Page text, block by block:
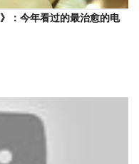
：今年看过的最治愈的电